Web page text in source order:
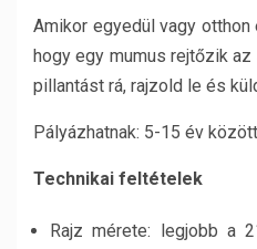
Amikor egyedül vagy
hogy egy mumus rejtőzik
pillantást rá, rajzold le és
Pályázhatnak: 5-15 év
Technikai feltételek
Rajz mérete: legjobb a